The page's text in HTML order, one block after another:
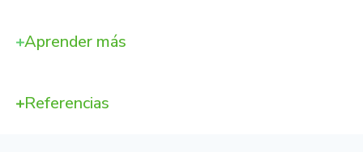
Aprender más
Referencias